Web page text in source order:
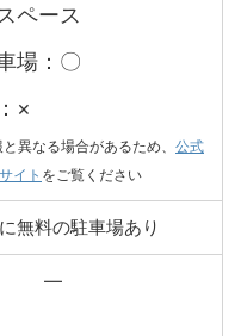
ペース
場：〇
×
異なる場合があるため、 公式
サイト をご覧ください
無料の駐車場あり
―